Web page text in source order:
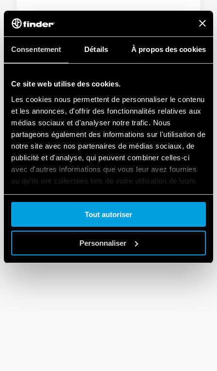
Consentement Détails À propos des cookies
Ce site web utilise des cookies.
Les cookies nous permettent de personnaliser le contenu
et les annonces, d'offrir des fonctionnalités relatives aux
médias sociaux et d'analyser notre trafic. Nous
partageons également des informations sur l'utilisation de
notre site avec nos partenaires de médias sociaux, de
publicité et d'analyse, qui peuvent combiner celles-ci
avec d'autres informations que vous leur avez fournies
ou qu'ils ont collectées lors de votre utilisation de leurs
services.
Tout autoriser
Personnaliser